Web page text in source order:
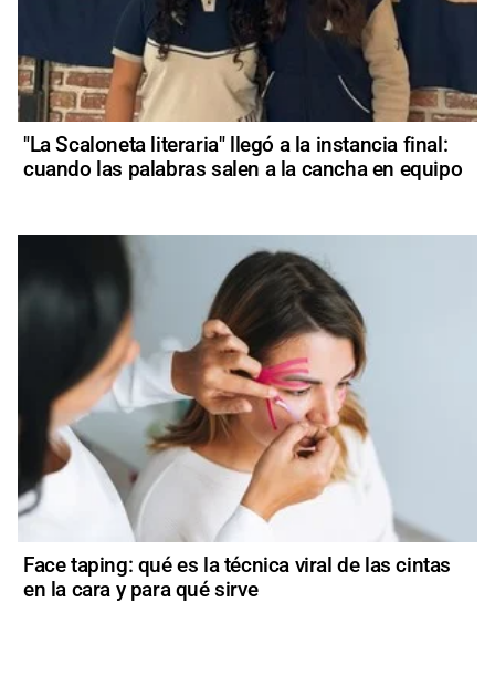
"La Scaloneta literaria" llegó a la instancia final:
cuando las palabras salen a la cancha en equipo
Face taping: qué es la técnica viral de las cintas
en la cara y para qué sirve